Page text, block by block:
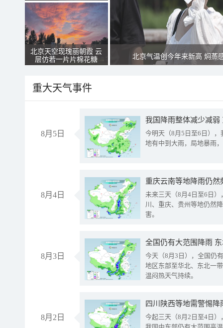
北京天空现瑰丽朝霞 云
层仿若一片片棉花糖
北京气温创今年来新高 焖蒸
重大天气事件
8月5日
我国降雨整体减少减弱
今明天（8月5日至6日）
地有中到大雨，局地暴雨
8月4日
重庆云南等地降雨仍然
未来三天（8月4日至6日
川、重庆、贵州等地仍然
害。
8月3日
全国仍有大范围降雨
今天（8月3日），全国仍
地区东部至华北、东北一
温闷热天气持续。
8月2日
今起三天（8月2日至4日